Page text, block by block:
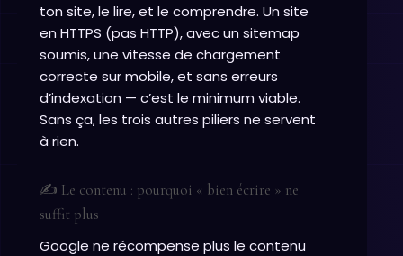
ton site, le lire, et le comprendre. Un site
en HTTPS (pas HTTP), avec un sitemap
soumis, une vitesse de chargement
correcte sur mobile, et sans erreurs
d’indexation — c’est le minimum viable.
Sans ça, les trois autres piliers ne servent
à rien.
✍️ Le contenu : pourquoi « bien écrire » ne
suffit plus
Google ne récompense plus le contenu